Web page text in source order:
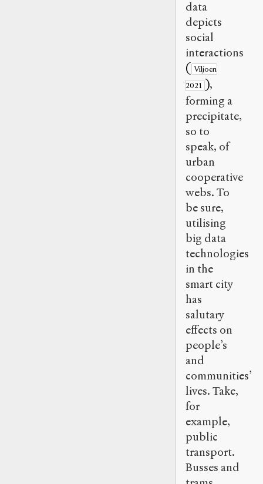
data
depicts
social
interactions
( Viljoen
2021 ),
forming a
precipitate,
so to
speak, of
urban
cooperative
webs. To
be sure,
utilising
big data
technologies
in the
smart city
has
salutary
effects on
people’s
and
communities’
lives. Take,
for
example,
public
transport.
Busses and